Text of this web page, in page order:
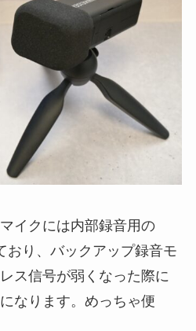
イクには内部録音用の
おり、バックアップ録音モ
ス信号が弱くなった際に
なります。めっちゃ便